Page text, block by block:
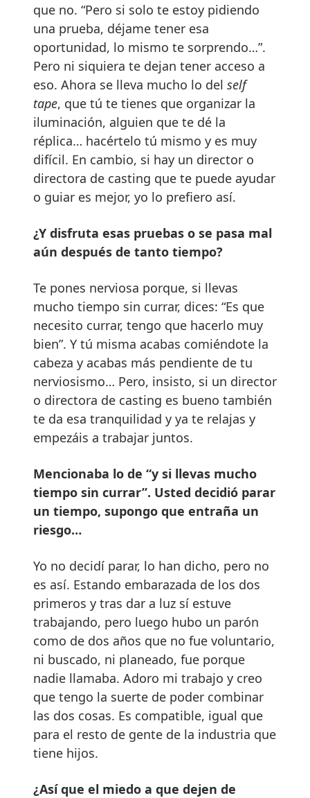
que no. “Pero si solo te estoy pidiendo
una prueba, déjame tener esa
oportunidad, lo mismo te sorprendo…”.
Pero ni siquiera te dejan tener acceso a
eso. Ahora se lleva mucho lo del self
tape, que tú te tienes que organizar la
iluminación, alguien que te dé la
réplica… hacértelo tú mismo y es muy
difícil. En cambio, si hay un director o
directora de casting que te puede ayudar
o guiar es mejor, yo lo prefiero así.
¿Y disfruta esas pruebas o se pasa mal
aún después de tanto tiempo?
Te pones nerviosa porque, si llevas
mucho tiempo sin currar, dices: “Es que
necesito currar, tengo que hacerlo muy
bien”. Y tú misma acabas comiéndote la
cabeza y acabas más pendiente de tu
nerviosismo… Pero, insisto, si un director
o directora de casting es bueno también
te da esa tranquilidad y ya te relajas y
empezáis a trabajar juntos.
Mencionaba lo de “y si llevas mucho
tiempo sin currar”. Usted decidió parar
un tiempo, supongo que entraña un
riesgo…
Yo no decidí parar, lo han dicho, pero no
es así. Estando embarazada de los dos
primeros y tras dar a luz sí estuve
trabajando, pero luego hubo un parón
como de dos años que no fue voluntario,
ni buscado, ni planeado, fue porque
nadie llamaba. Adoro mi trabajo y creo
que tengo la suerte de poder combinar
las dos cosas. Es compatible, igual que
para el resto de gente de la industria que
tiene hijos.
¿Así que el miedo a que dejen de